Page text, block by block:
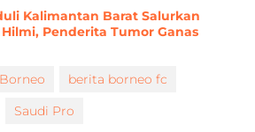
Kalimantan Barat Salurkan
Penderita Tumor Ganas
berita borneo fc
Saudi Pro